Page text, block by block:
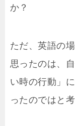
か？
ただ、英語の
思ったのは、
い時の行動」
ったのではと